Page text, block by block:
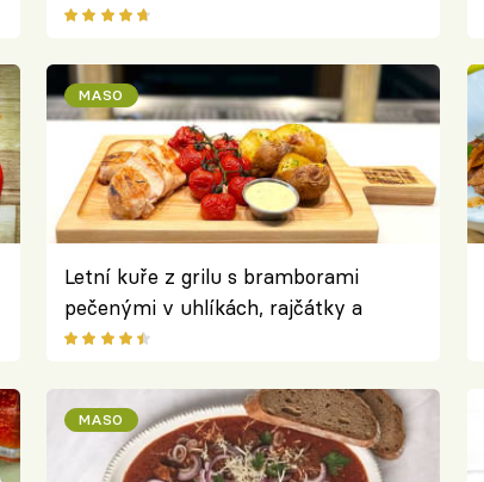
Hospody Na Spilce
MASO
Letní kuře z grilu s bramborami
pečenými v uhlíkách, rajčátky a
medovo-hořčičným dipem
MASO